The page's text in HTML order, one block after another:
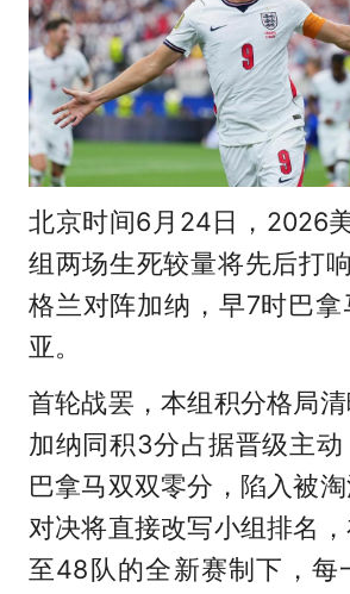
北京时间6月24日，2026
组两场生死较量将先后打
格兰对阵加纳，早7时巴
亚。
首轮战罢，本组积分格局清
加纳同积3分占据晋级主
巴拿马双双零分，陷入被
对决将直接改写小组排名
至48队的全新赛制下，每